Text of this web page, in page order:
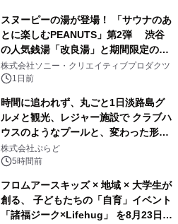
スヌーピーの湯が登場！ 「サウナのあ
とに楽しむPEANUTS」第2弾 渋谷
の人気銭湯「改良湯」と期間限定のコ
ラボレーション サウナイキタイコラ
ボグッズも発売決定！
株式会社ソニー・クリエイティブプロダクツ
1日前
時間に追われず、丸ごと1日淡路島グ
ルメと観光、レジャー施設で クラブハ
ウスのようなプールと、変わった形の
サウナも 「THE BOXY AWAJI」のお
得な素泊まり連泊プランで
株式会社ぷらど
5時間前
フロムアースキッズ × 地域 × 大学生が
創る、 子どもたちの「自育」イベント
「諸福ジーク×Lifehug」 を8月23日